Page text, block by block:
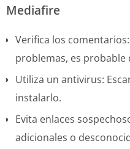
Mediafire
Verifica los
problemas, es probable
Utiliza un antivirus:
instalarlo.
Evita enlaces
adicionales o